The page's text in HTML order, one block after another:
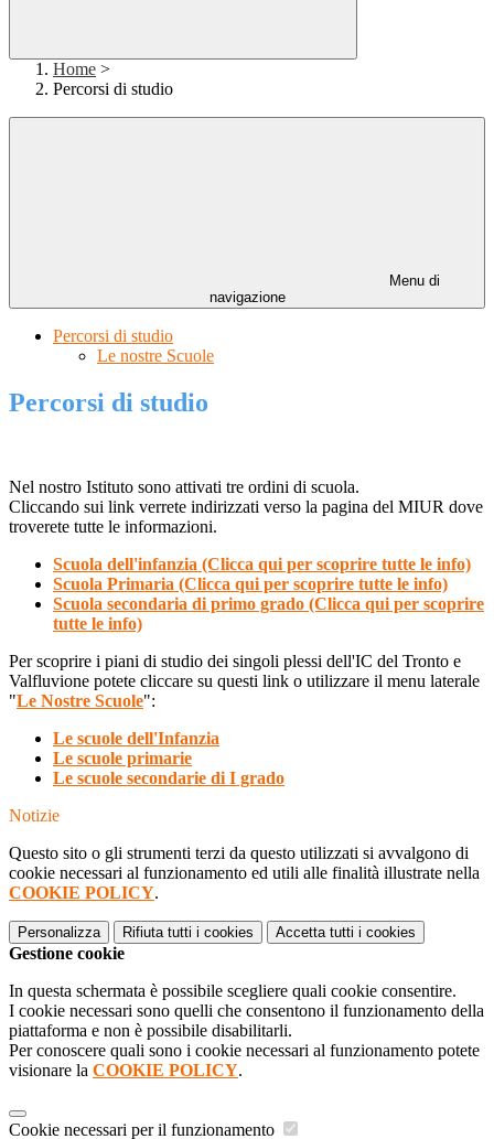
Home >
Percorsi di studio
Menu di
navigazione
Percorsi di studio
Le nostre Scuole
Percorsi di studio
Nel nostro Istituto sono attivati tre ordini di scuola.
Cliccando sui link verrete indirizzati verso la pagina del MIUR dove
troverete tutte le informazioni.
Scuola dell'infanzia (Clicca qui per scoprire tutte le info)
Scuola Primaria (Clicca qui per scoprire tutte le info)
Scuola secondaria di primo grado (Clicca qui per scoprire
tutte le info)
Per scoprire i piani di studio dei singoli plessi dell'IC del Tronto e
Valfluvione potete cliccare su questi link o utilizzare il menu laterale
"Le Nostre Scuole":
Le scuole dell'Infanzia
Le scuole primarie
Le scuole secondarie di I grado
Notizie
Questo sito o gli strumenti terzi da questo utilizzati si avvalgono di
cookie necessari al funzionamento ed utili alle finalità illustrate nella
COOKIE POLICY.
Personalizza Rifiuta tutti i cookies Accetta tutti i cookies
Gestione cookie
In questa schermata è possibile scegliere quali cookie consentire.
I cookie necessari sono quelli che consentono il funzionamento della
piattaforma e non è possibile disabilitarli.
Per conoscere quali sono i cookie necessari al funzionamento potete
visionare la COOKIE POLICY.
Cookie necessari per il funzionamento